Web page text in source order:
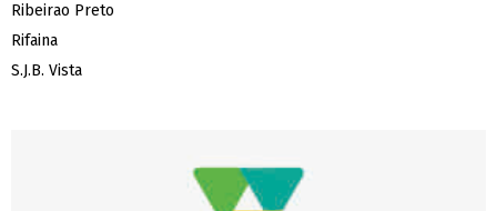
Ribeirao Preto
Rifaina
S.J.B. Vista